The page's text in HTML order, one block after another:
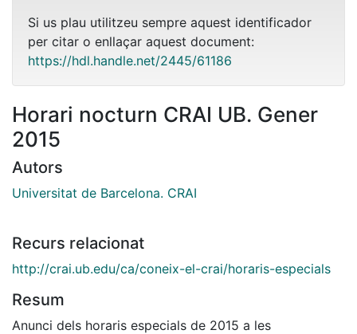
Si us plau utilitzeu sempre aquest identificador
per citar o enllaçar aquest document:
https://hdl.handle.net/2445/61186
Horari nocturn CRAI UB. Gener
2015
Autors
Universitat de Barcelona. CRAI
Recurs relacionat
http://crai.ub.edu/ca/coneix-el-crai/horaris-especials
Resum
Anunci dels horaris especials de 2015 a les